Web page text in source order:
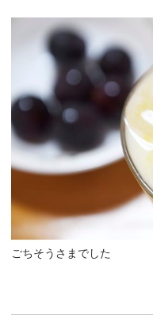
ごちそうさまでした